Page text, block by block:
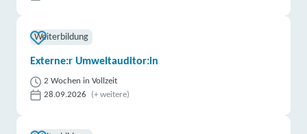
Weiterbildung
Externe:r Umweltauditor:in
2 Wochen in Vollzeit
28.09.2026
(+ weitere)